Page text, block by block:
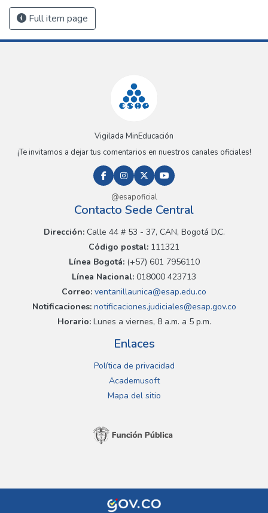
Full item page
Vigilada MinEducación
¡Te invitamos a dejar tus comentarios en nuestros canales oficiales!
@esapoficial
Contacto Sede Central
Dirección:Calle 44 # 53 - 37, CAN, Bogotá D.C.
Código postal: 111321
Línea Bogotá:(+57) 601 7956110
Línea Nacional: 018000 423713
Correo: ventanillaunica@esap.edu.co
Notificaciones:notificaciones.judiciales@esap.gov.co
Horario:Lunes a viernes, 8 a.m. a 5 p.m.
Enlaces
Política de privacidad
Academusoft
Mapa del sitio